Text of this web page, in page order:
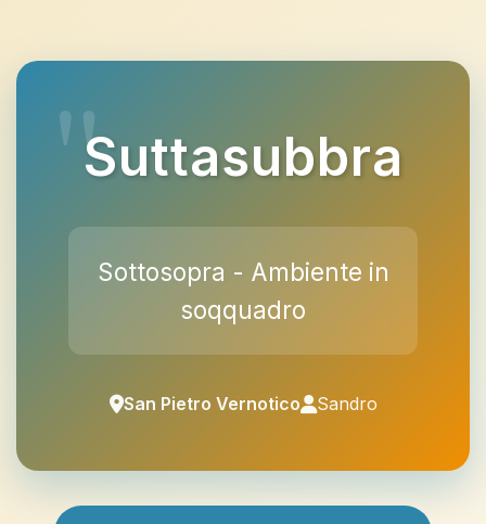
Suttasubbra
Sottosopra - Ambiente in
soqquadro
San Pietro Vernotico Sandro